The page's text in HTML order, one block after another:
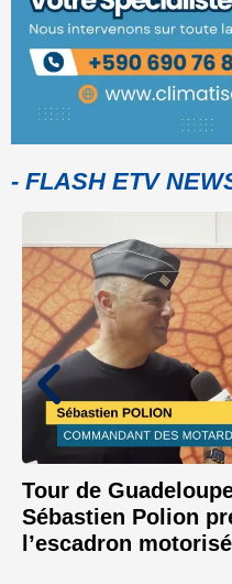
- FLASH ETV
Tour de
Sébastien Polion
l’escadron motorisé